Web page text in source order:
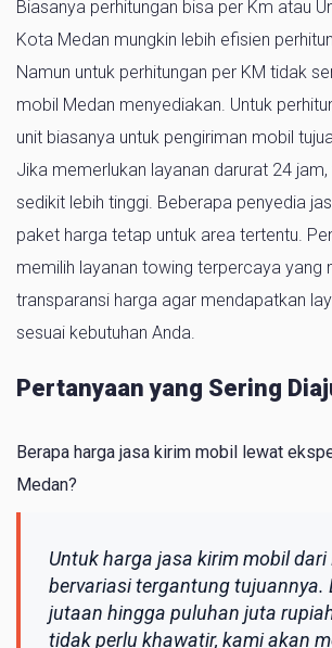
Biasanya perhitungan bisa per Km atau
Kota Medan mungkin lebih efisien
Namun untuk perhitungan per KM tidak
mobil Medan menyediakan. Untuk
unit biasanya untuk pengiriman mobil
Jika memerlukan layanan darurat 24
sedikit lebih tinggi. Beberapa penyedia
paket harga tetap untuk area tertentu.
memilih layanan towing terpercaya yang
transparansi harga agar mendapatkan
sesuai kebutuhan Anda.
Pertanyaan yang Sering
Berapa harga jasa kirim mobil lewat
Medan?
Untuk harga jasa kirim mobil dari
bervariasi tergantung tujuannya.
jutaan hingga puluhan juta
tidak perlu khawatir, kami akan